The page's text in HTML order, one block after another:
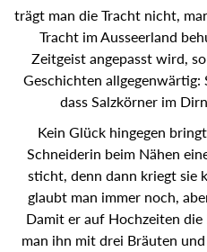
trägt man die Tracht nicht,
Tracht im Ausseerland
Zeitgeist angepasst wird,
Geschichten allgegenwärtig:
dass Salzkörner im
Kein Glück hingegen
Schneiderin beim Nähen
sticht, denn dann kriegt sie
glaubt man immer noch,
Damit er auf Hochzeiten
man ihn mit drei Bräuten